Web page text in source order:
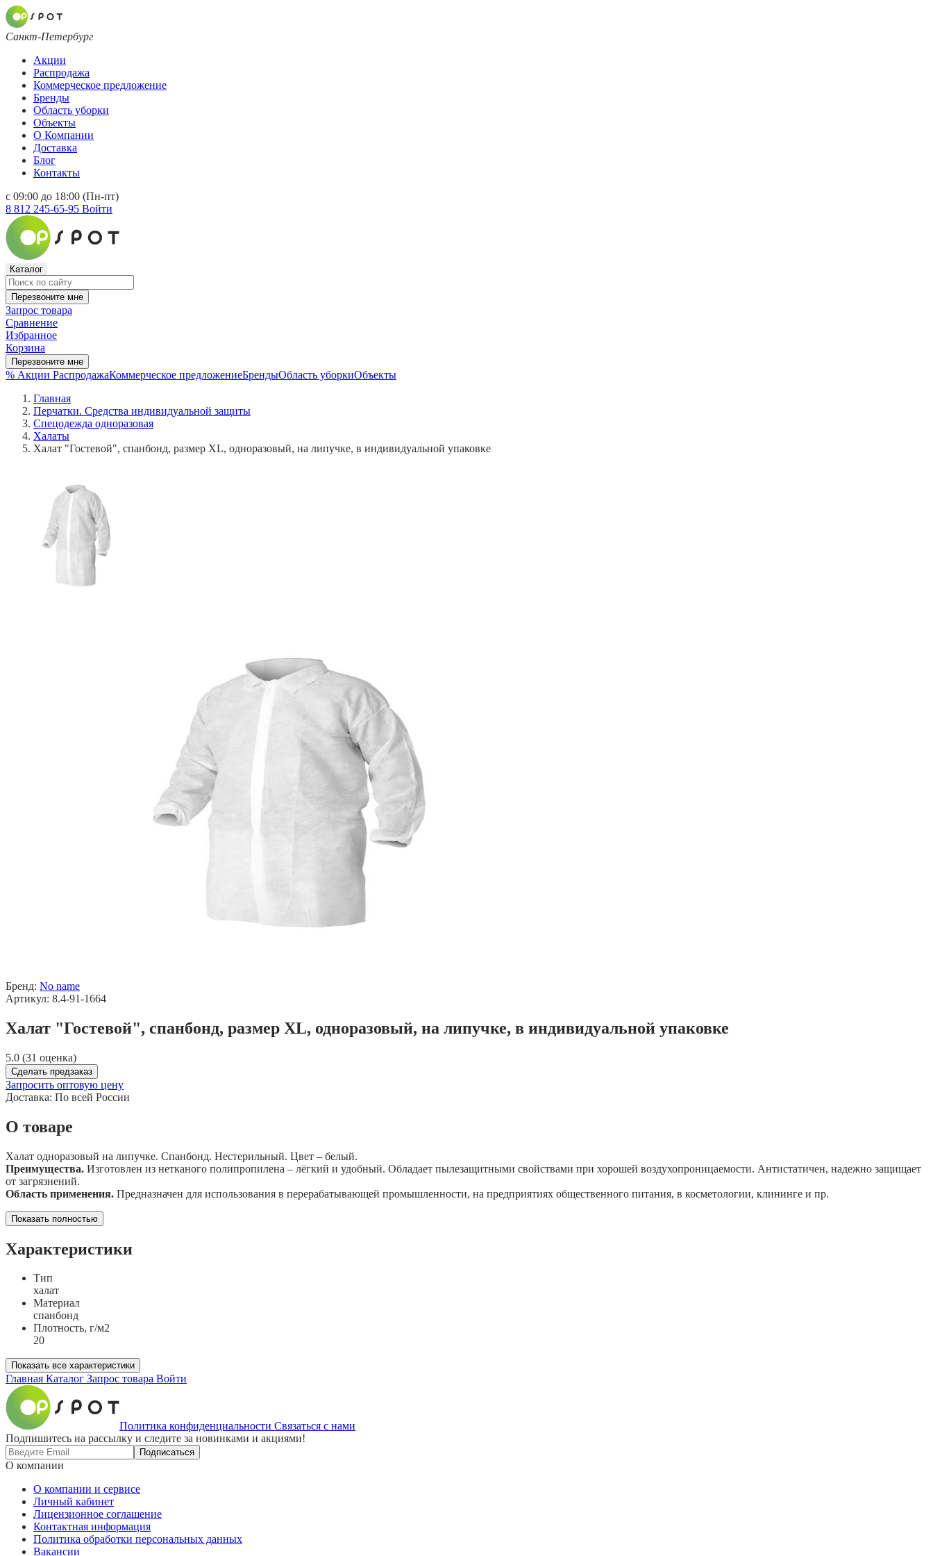
Санкт-Петербург
Акции
Распродажа
Коммерческое предложение
Бренды
Область уборки
Объекты
О Компании
Доставка
Блог
Контакты
с 09:00 до 18:00 (Пн-пт)
8 812 245-65-95 Войти
Каталог
Перезвоните мне
Запрос товара
Сравнение
Избранное
Корзина
Перезвоните мне
% Акции РаспродажаКоммерческое предложениеБрендыОбласть уборкиОбъекты
Главная
Перчатки. Средства индивидуальной защиты
Спецодежда одноразовая
Халаты
Халат "Гостевой", спанбонд, размер XL, одноразовый, на липучке, в индивидуальной упаковке
Бренд: No name
Артикул: 8.4-91-1664
Халат "Гостевой", спанбонд, размер XL, одноразовый, на липучке, в индивидуальной упаковке
5.0 (31 оценка)
Сделать предзаказ
Запросить оптовую цену
Доставка: По всей России
О товаре
Халат одноразовый на липучке. Спанбонд. Нестерильный. Цвет – белый.
Преимущества. Изготовлен из нетканого полипропилена – лёгкий и удобный. Обладает пылезащитными свойствами при хорошей воздухопроницаемости. Антистатичен, надежно защищает
от загрязнений.
Область применения. Предназначен для использования в перерабатывающей промышленности, на предприятиях общественного питания, в косметологии, клининге и пр.
Показать полностью
Характеристики
Тип
халат
Материал
спанбонд
Плотность, г/м2
20
Показать все характеристики
Главная Каталог Запрос товара Войти
Политика конфиденциальности Связаться с нами
Подпишитесь на рассылку и следите за новинками и акциями!
Подписаться
О компании
О компании и сервисе
Личный кабинет
Лицензионное соглашение
Контактная информация
Политика обработки персональных данных
Вакансии